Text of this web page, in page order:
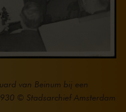
van Beinum bij een
© Stadsarchief Amsterdam